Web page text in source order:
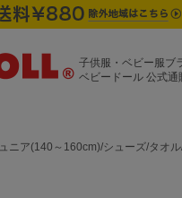
子供服・ベビー服ブ
ベビードール 公式通
ニア(140～160cm)/シューズ/タオ